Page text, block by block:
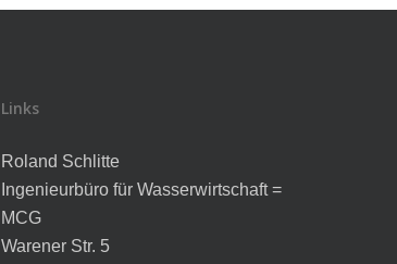
Links
Roland Schlitte
Ingenieurbüro für Wasserwirtschaft =
MCG
Warener Str. 5